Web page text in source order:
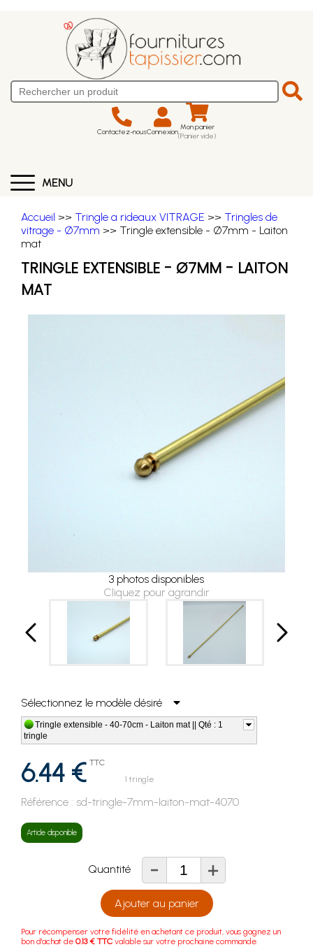
Contactez-nousConnexion Mon panier
(Panier vide)
MENU
Accueil >> Tringle a rideaux VITRAGE >> Tringles de
vitrage - Ø7mm >> Tringle extensible - Ø7mm - Laiton
mat
TRINGLE EXTENSIBLE - Ø7MM - LAITON
MAT
3 photos disponibles
Cliquez pour agrandir
Sélectionnez le modèle désiré
Tringle extensible - 40-70cm - Laiton mat || Qté : 1
tringle
6.44 € TTC
1 tringle
Référence : sd-tringle-7mm-laiton-mat-4070
Article disponible
Quantité - +
Ajouter au panier
Pour récompenser votre fidélité en achetant ce produit, vous gagnez un
bon d'achat de 0.13 € TTC valable sur votre prochaine commande.